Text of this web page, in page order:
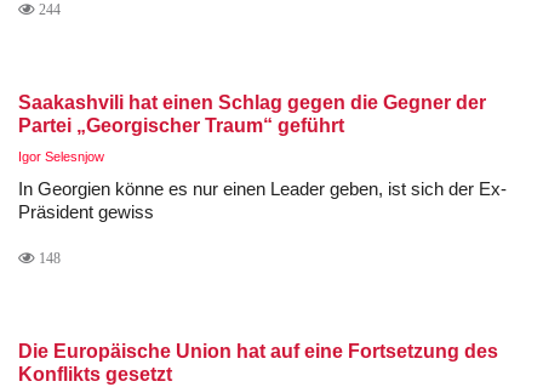
244
Saakashvili hat einen Schlag gegen die Gegner der
Partei „Georgischer Traum“ geführt
Igor Selesnjow
In Georgien könne es nur einen Leader geben, ist sich der Ex-
Präsident gewiss
148
Die Europäische Union hat auf eine Fortsetzung des
Konflikts gesetzt